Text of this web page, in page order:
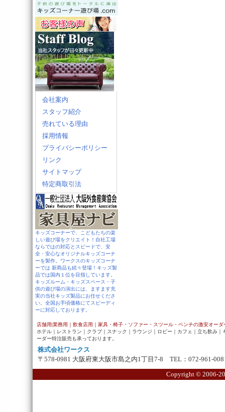
会社案内
スタッフ紹介
売れている理由
採用情報
プライバシーポリシー
リンク
サイトマップ
特定商取引法
キッズコーナーで、こどもたちの楽
しい遊び場をクリエイト！自社工場
ならではの対応とスピードで、安
全・安心なオリジナルキッズコーナ
ーを製作。ワークスのキッズコーナ
ーでは 新商品も続々登場！キッズ製
品では国内１位を目指しています。
キッズルーム・キッズスペース・子
供の遊び場の演出には、ますます充
実の当社キッズ製品にお任せくださ
い。全国お手頃価格にてスピーディ
ーに対応しております。
店舗用|業務用｜飲食店用｜家具・椅子・ソファー・スツール・ベンチの激安オー
ホテル｜レストラン｜クラブ｜スナック｜ラウンジ｜ロビー｜カフェ｜立ち飲み
ーダー特注販売も承っております。
株式会社ワークス
〒578-0981 大阪府東大阪市島之内1丁目7-8 TEL：072-961-
Copyright © 2006-